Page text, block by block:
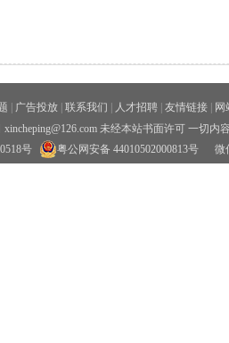
广告投放 联系我们 人才招聘 友情链接 网
未经本站书面许可 一切内
号 粤公网安备 44010502000813号微信